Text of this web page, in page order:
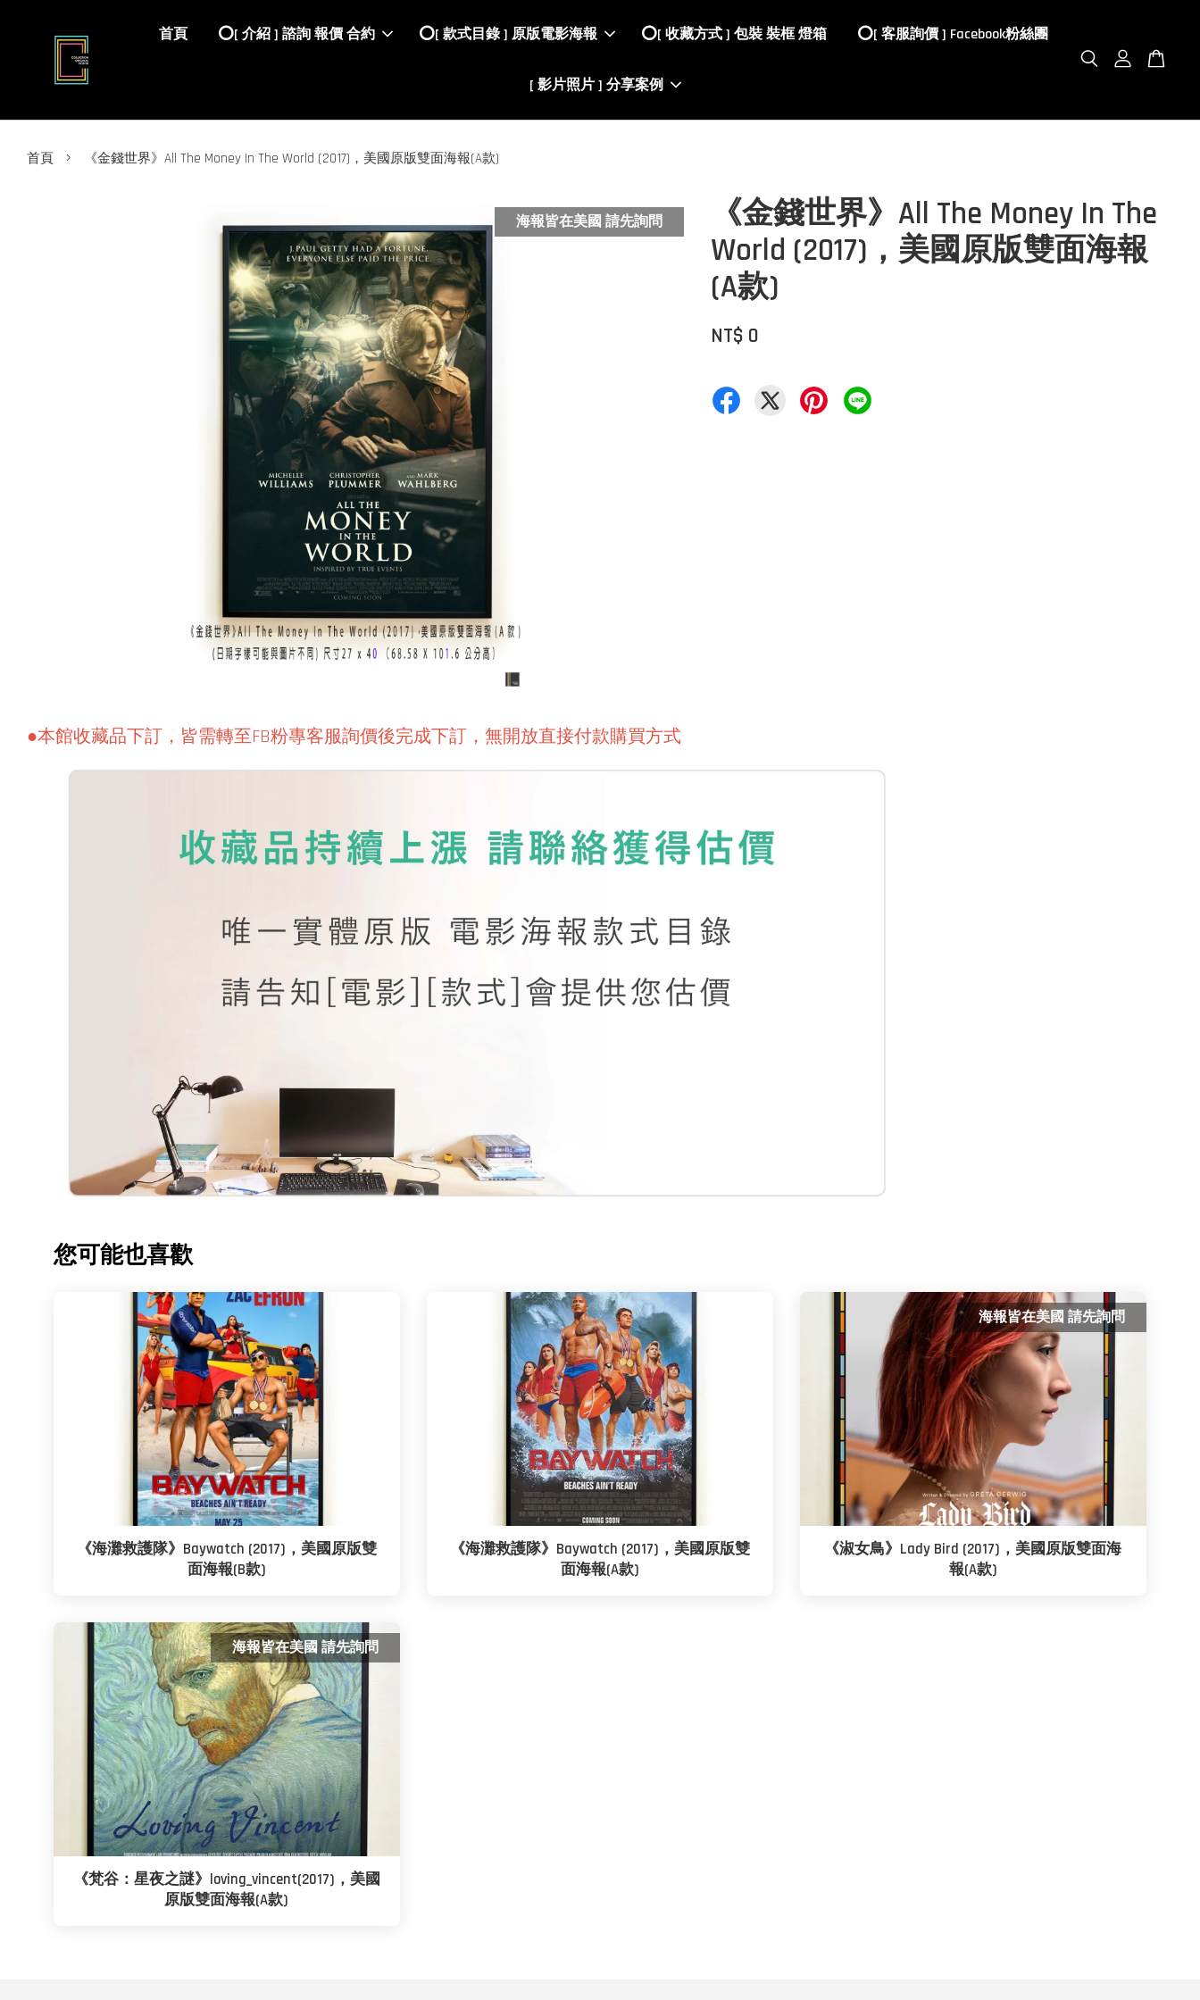
首頁 ⭕️[ 介紹 ] 諮詢 報價 合約 ⭕️[ 款式目錄 ] 原版電影海報 ⭕️[ 收藏方式 ] 包裝 裝框 燈箱 ⭕️[ 客服詢價 ] Facebook粉絲團
[ 影片照片 ] 分享案例
首頁 › 《金錢世界》All The Money In The World (2017)，美國原版雙面海報(A款)
海報皆在美國 請先詢問
《金錢世界》All The Money In The
World (2017)，美國原版雙面海報
(A款)
NT$ 0
●本館收藏品下訂，皆需轉至FB粉專客服詢價後完成下訂，無開放直接付款購買方式
您可能也喜歡
《海灘救護隊》Baywatch (2017)，美國原版雙
面海報(B款)
《海灘救護隊》Baywatch (2017)，美國原版雙
面海報(A款)
海報皆在美國 請先詢問
《淑女鳥》Lady Bird (2017)，美國原版雙面海
報(A款)
海報皆在美國 請先詢問
《梵谷：星夜之謎》loving_vincent(2017)，美國
原版雙面海報(A款)